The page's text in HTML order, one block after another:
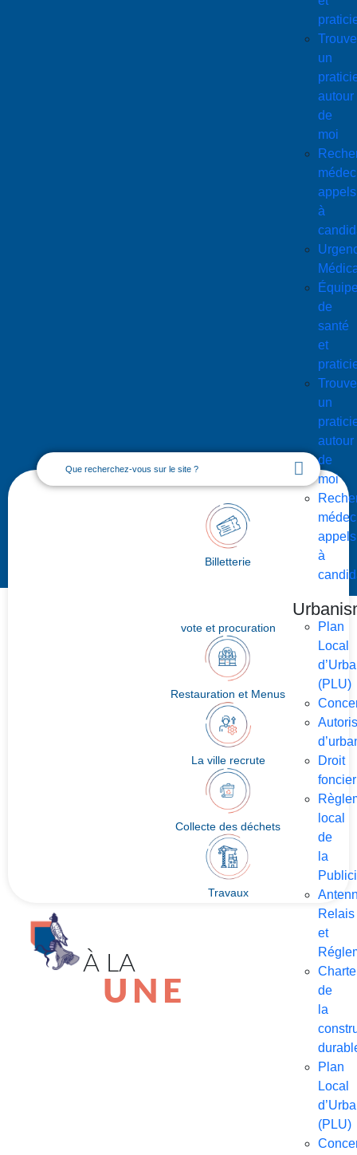
un
autour
de
moi
appels
à
de
santé
et
un
autour
de
moi
appels
à
Plan
Local
(PLU)
Droit
foncier
local
de
la
Relais
et
Charte
de
la
Plan
Local
(PLU)
Billetterie
vote et procuration
Restauration et Menus
La ville recrute
Collecte des déchets
Travaux
À LA
UNE